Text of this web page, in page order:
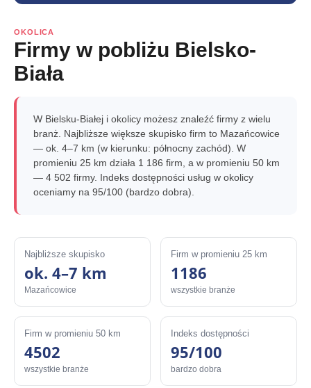
OKOLICA
Firmy w pobliżu Bielsko-
Biała
W Bielsku-Białej i okolicy możesz znaleźć firmy z wielu
branż. Najbliższe większe skupisko firm to Mazańcowice
— ok. 4–7 km (w kierunku: północny zachód). W
promieniu 25 km działa 1 186 firm, a w promieniu 50 km
— 4 502 firmy. Indeks dostępności usług w okolicy
oceniamy na 95/100 (bardzo dobra).
Najbliższe skupisko
ok. 4–7 km
Mazańcowice
Firm w promieniu 25 km
1186
wszystkie branże
Firm w promieniu 50 km
4502
wszystkie branże
Indeks dostępności
95/100
bardzo dobra